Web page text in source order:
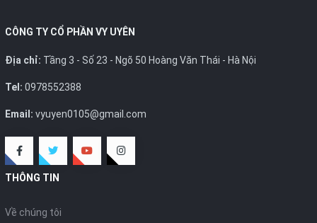
CÔNG TY CỔ PHẦN VY UYÊN
Địa chỉ: Tầng 3 - Số 23 - Ngõ 50 Hoàng Văn Thái - Hà Nội
Tel: 0978552388
Email: vyuyen0105@gmail.com
THÔNG TIN
Về chúng tôi